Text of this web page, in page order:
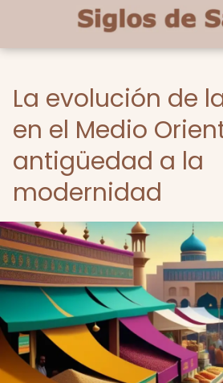
La evolución de
en el Medio
antigüedad a la
modernidad